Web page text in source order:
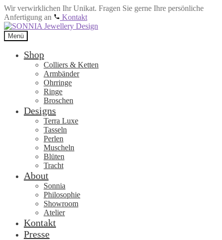
Wir verwirklichen Ihr Unikat. Fragen Sie gerne Ihre persönliche
Anfertigung an
Kontakt
Zur
Navigation
springen
Zum
Inhalt
springen
Menü
Shop
Colliers & Ketten
Armbänder
Ohrringe
Ringe
Broschen
Designs
Terra Luxe
Tasseln
Perlen
Muscheln
Blüten
Tracht
About
Sonnia
Philosophie
Showroom
Atelier
Kontakt
Presse